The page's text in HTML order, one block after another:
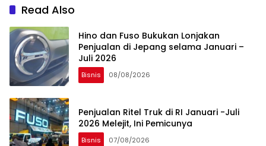
Read Also
Hino dan Fuso Bukukan Lonjakan
Penjualan di Jepang selama Januari –
Juli 2026
Bisnis 08/08/2026
Penjualan Ritel Truk di RI Januari -Juli
2026 Melejit, Ini Pemicunya
Bisnis 07/08/2026